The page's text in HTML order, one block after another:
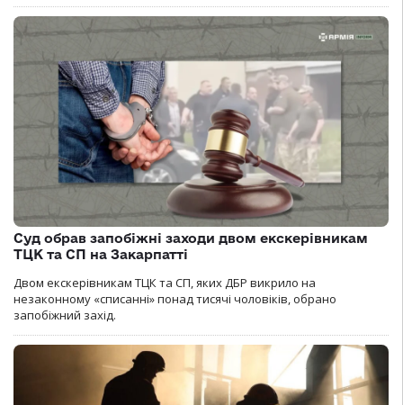
Суд обрав запобіжні заходи двом екскерівникам
ТЦК та СП на Закарпатті
Двом екскерівникам ТЦК та СП, яких ДБР викрило на
незаконному «списанні» понад тисячі чоловіків, обрано
запобіжний захід.